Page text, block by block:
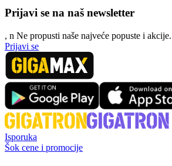
Prijavi se na naš newsletter
, n Ne propusti naše najveće popuste i akcije.
Prijavi se
Isporuka
Šok cene i promocije